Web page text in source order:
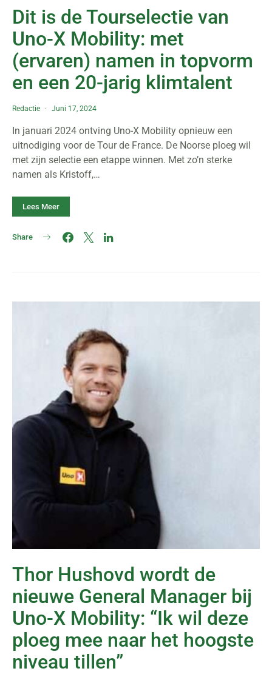
Dit is de Tourselectie van
Uno-X Mobility: met
(ervaren) namen in topvorm
en een 20-jarig klimtalent
Redactie Juni 17, 2024
In januari 2024 ontving Uno-X Mobility opnieuw een
uitnodiging voor de Tour de France. De Noorse ploeg wil
met zijn selectie een etappe winnen. Met zo’n sterke
namen als Kristoff,…
Lees Meer
Share
Thor Hushovd wordt de
nieuwe General Manager bij
Uno-X Mobility: “Ik wil deze
ploeg mee naar het hoogste
niveau tillen”